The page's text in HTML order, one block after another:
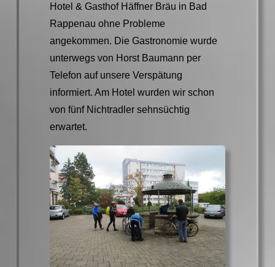
Hotel & Gasthof Häffner Bräu in Bad
Rappenau ohne Probleme
angekommen. Die Gastronomie wurde
unterwegs von Horst Baumann per
Telefon auf unsere Verspätung
informiert. Am Hotel wurden wir schon
von fünf Nichtradler sehnsüchtig
erwartet.